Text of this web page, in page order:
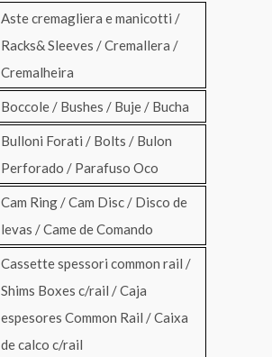
Aste cremagliera e manicotti /
Racks& Sleeves / Cremallera /
Cremalheira
Boccole / Bushes / Buje / Bucha
Bulloni Forati / Bolts / Bulon
Perforado / Parafuso Oco
Cam Ring / Cam Disc / Disco de
levas / Came de Comando
Cassette spessori common rail /
Shims Boxes c/rail / Caja
espesores Common Rail / Caixa
de calco c/rail